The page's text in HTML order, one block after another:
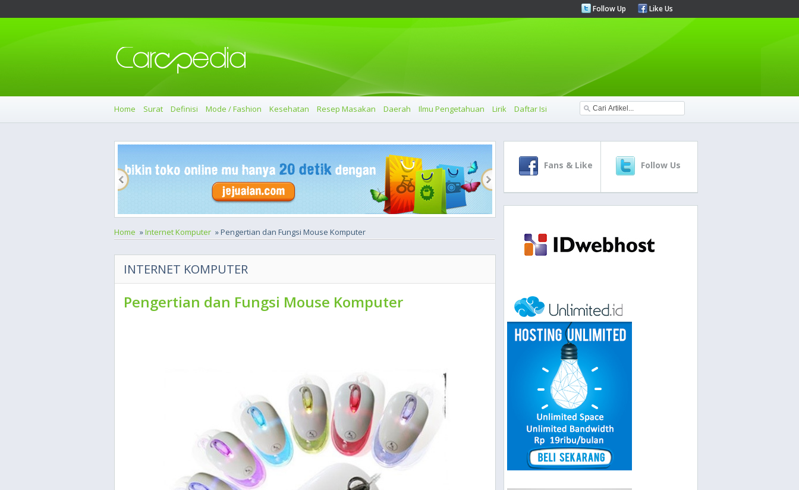
Follow Up Like Us
Home Surat Definisi Mode / Fashion Kesehatan Resep Masakan Daerah Ilmu Pengetahuan Lirik Daftar Isi
Home »Internet Komputer » Pengertian dan Fungsi Mouse Komputer
INTERNET KOMPUTER
Pengertian dan Fungsi Mouse Komputer
Fans & Like Follow Us